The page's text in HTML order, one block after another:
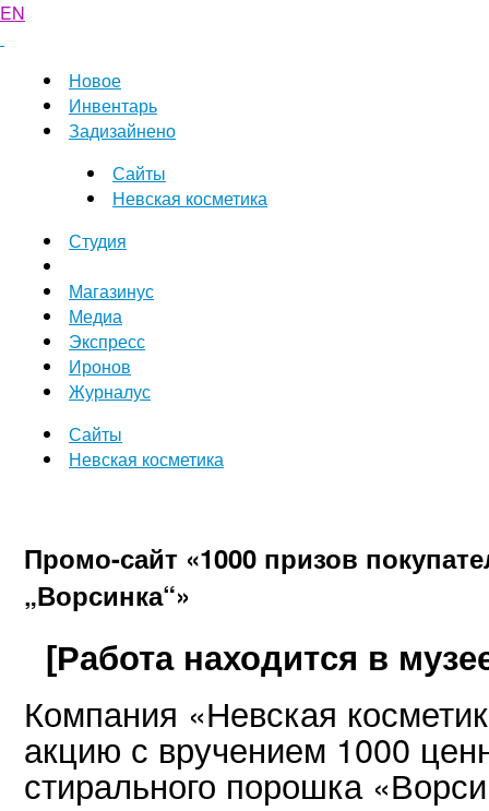
EN
Новое
Инвентарь
Задизайнено
Сайты
Невская косметика
Студия
Магазинус
Медиа
Экспресс
Иронов
Журналус
Сайты
Невская косметика
Промо-сайт «1000 призов
„Ворсинка“»
[Работа находится в
Компания «Невская
акцию с вручением 1000
стирального порошка